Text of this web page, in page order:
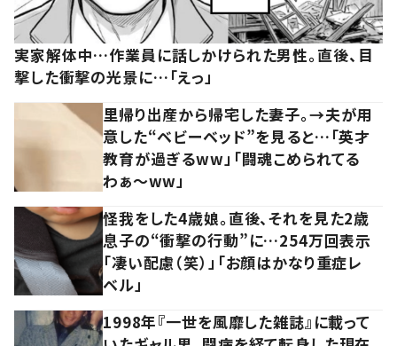
実家解体中…作業員に話しかけられた男性。直後、目
撃した衝撃の光景に…「えっ」
里帰り出産から帰宅した妻子。→夫が用
意した“ベビーベッド”を見ると…「英才
教育が過ぎるww」「闘魂こめられてる
わぁ～ww」
怪我をした4歳娘。直後、それを見た2歳
息子の“衝撃の行動”に…254万回表示
「凄い配慮（笑）」「お顔はかなり重症レ
ベル」
1998年『一世を風靡した雑誌』に載って